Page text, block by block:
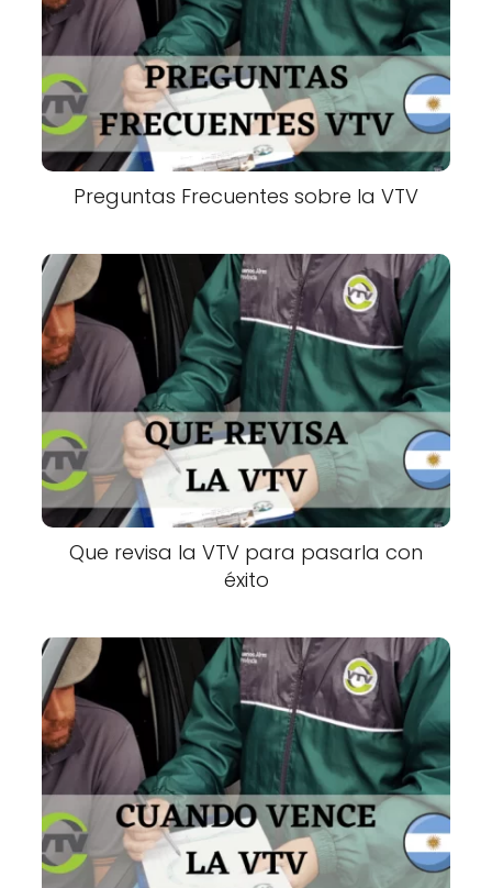
Preguntas Frecuentes sobre la VTV
Que revisa la VTV para pasarla con
éxito